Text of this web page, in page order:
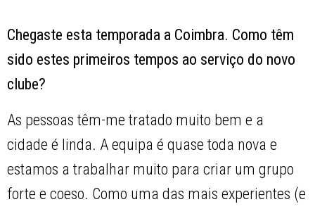
Chegaste esta temporada a Coimbra. Como têm
sido estes primeiros tempos ao serviço do novo
clube?
As pessoas têm-me tratado muito bem e a
cidade é linda. A equipa é quase toda nova e
estamos a trabalhar muito para criar um grupo
forte e coeso. Como uma das mais experientes (e